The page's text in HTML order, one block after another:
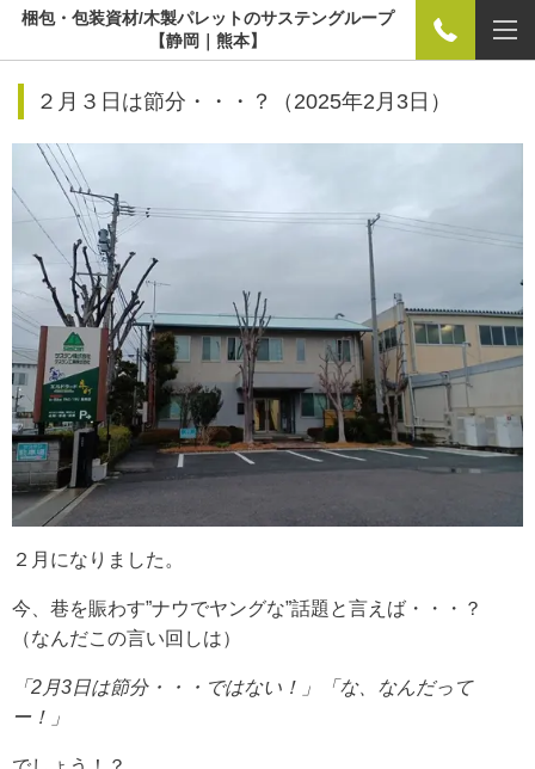
梱包・包装資材/木製パレットのサステングループ
【静岡｜熊本】
２月３日は節分・・・？ （ 2025年2月3日）
２月になりました。
今、巷を賑わす”ナウでヤングな”話題と言えば・・・？
（なんだこの言い回しは）
「2月3日は節分・・・ではない！」「な、なんだって
ー！」